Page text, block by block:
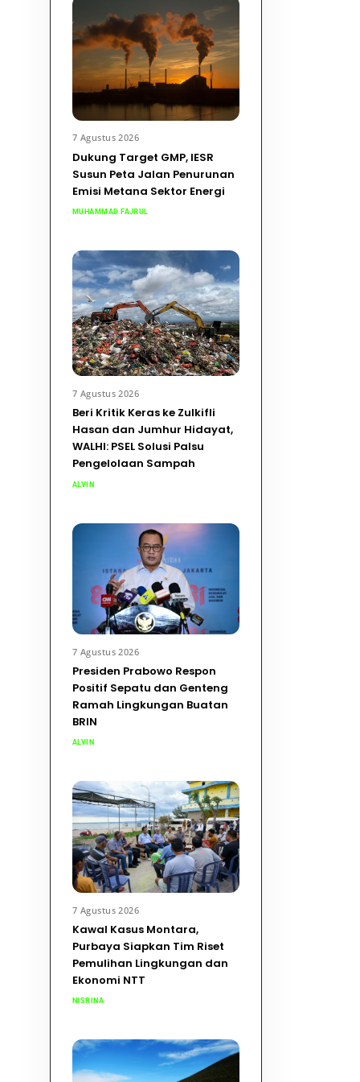
7 Agustus 2026
Dukung Target GMP, IESR
Susun Peta Jalan Penurunan
Emisi Metana Sektor Energi
MUHAMMAD FAJRUL
7 Agustus 2026
Beri Kritik Keras ke Zulkifli
Hasan dan Jumhur Hidayat,
WALHI: PSEL Solusi Palsu
Pengelolaan Sampah
ALVIN
7 Agustus 2026
Presiden Prabowo Respon
Positif Sepatu dan Genteng
Ramah Lingkungan Buatan
BRIN
ALVIN
7 Agustus 2026
Kawal Kasus Montara,
Purbaya Siapkan Tim Riset
Pemulihan Lingkungan dan
Ekonomi NTT
NISRINA